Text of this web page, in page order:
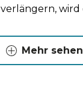
verlängern,
Mehr sehen